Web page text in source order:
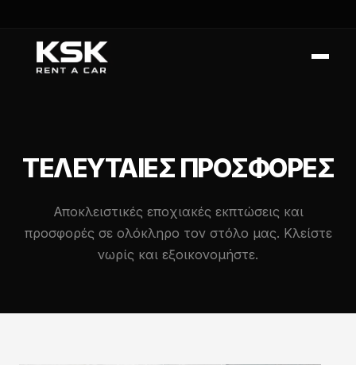
ΤΕΛΕΥΤΑΊΕΣ ΠΡΟΣΦΟΡΈΣ
Αποκλειστικές εποχιακές εκπτώσεις και
προσφορές σε ολόκληρο τον στόλο μας. Κλείστε
νωρίς και εξοικονομήστε.